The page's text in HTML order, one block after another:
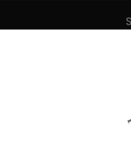
jej elasticitu,
látkami, ktoré
krémy pre
riešenia aj pre